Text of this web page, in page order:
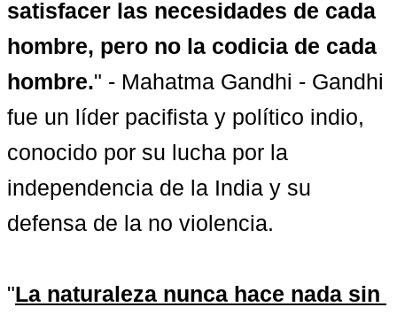
satisfacer las necesidades de cada
hombre, pero no la codicia de cada
hombre." - Mahatma Gandhi - Gandhi
fue un líder pacifista y político indio,
conocido por su lucha por la
independencia de la India y su
defensa de la no violencia.
"La naturaleza nunca hace nada sin